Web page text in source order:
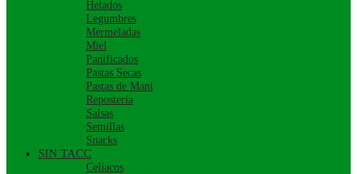
Helados
Legumbres
Mermeladas
Miel
Panificados
Pastas Secas
Pastas de Maní
Repostería
Salsas
Semillas
Snacks
SIN TACC
Celíacos